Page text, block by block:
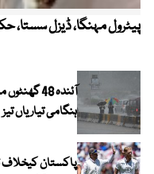
پیٹرول مہنگا، ڈیزل سستا،
آئندہ 48
ہنگامی تیاریاں تیز